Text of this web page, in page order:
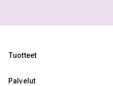
Tuotteet
Palvelut